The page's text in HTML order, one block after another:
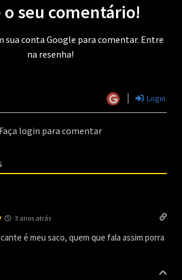
o seu comentário!
sua conta Google para comentar. Entre
na resenha!
Login
Faça login para comentar
3 anos atrás
é meu saco, quem que fala assim porra